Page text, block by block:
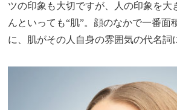
ツの印象も大切ですが、人の印象を大
んといっても“肌”。顔のなかで一番面
に、肌がその人自身の雰囲気の代名詞